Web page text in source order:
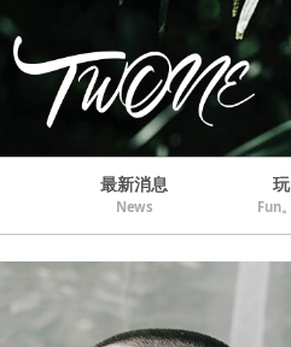
最新消息
News Fun